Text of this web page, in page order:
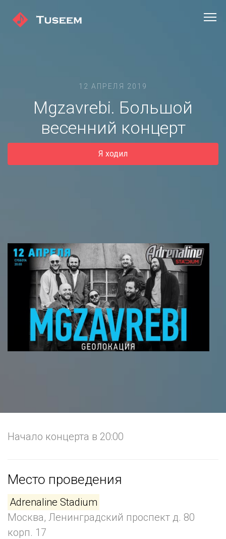
12 АПРЕЛЯ 2019
Mgzavrebi. Большой
весенний концерт
Я ходил
Начало концерта в 20:00
Место проведения
Adrenaline Stadium
Москва, Ленинградский проспект д. 80
корп. 17